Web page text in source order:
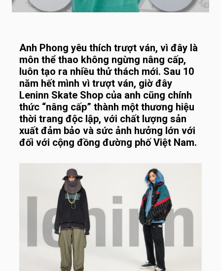
Anh Phong yêu thích trượt ván, vì đây là
môn thể thao không ngừng nâng cấp,
luôn tạo ra nhiều thử thách mới. Sau 10
năm hết mình vì trượt ván, giờ đây
Leninn Skate Shop của anh cũng chính
thức “nâng cấp” thành một thương hiệu
thời trang độc lập, với chất lượng sản
xuất đảm bảo và sức ảnh hưởng lớn với
đối với cộng đồng đường phố Việt Nam.